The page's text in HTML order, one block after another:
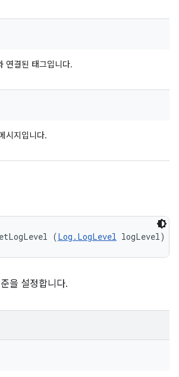
연결된 태그입니다.
시지입니다.
(Log.LogLevel logLevel)
을 설정합니다.